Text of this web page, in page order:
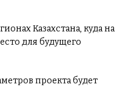
Казахстана, куда на
для будущего
проекта будет